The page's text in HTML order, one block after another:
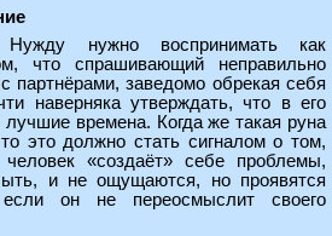
Нужду нужно воспринимать как
что спрашивающий неправильно
партнёрами, заведомо обрекая себя
наверняка утверждать, что в его
времена. Когда же такая руна
это должно стать сигналом о том,
«создаёт» себе проблемы,
и не ощущаются, но проявятся
если он не переосмыслит своего